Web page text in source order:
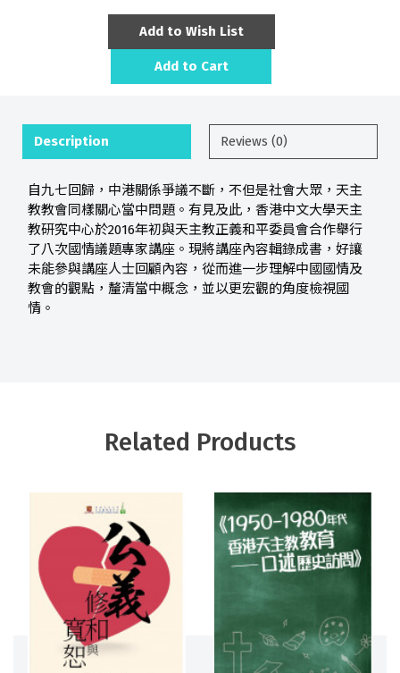
Add to Wish List
Add to Cart
Description Reviews (0)
自九七回歸，中港關係爭議不斷，不但是社會大眾，天主
教教會同樣關心當中問題。有見及此，香港中文大學天主
教研究中心於2016年初與天主教正義和平委員會合作舉行
了八次國情議題專家講座。現將講座內容輯錄成書，好讓
未能參與講座人士回顧內容，從而進一步理解中國國情及
教會的觀點，釐清當中概念，並以更宏觀的角度檢視國
情。
Related Products